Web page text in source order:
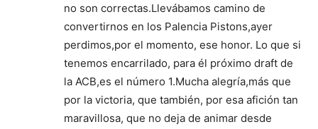
no son correctas.Llevábamos camino de
convertirnos en los Palencia Pistons,ayer
perdimos,por el momento, ese honor. Lo que si
tenemos encarrilado, para él próximo draft de
la ACB,es el número 1.Mucha alegría,más que
por la victoria, que también, por esa afición tan
maravillosa, que no deja de animar desde